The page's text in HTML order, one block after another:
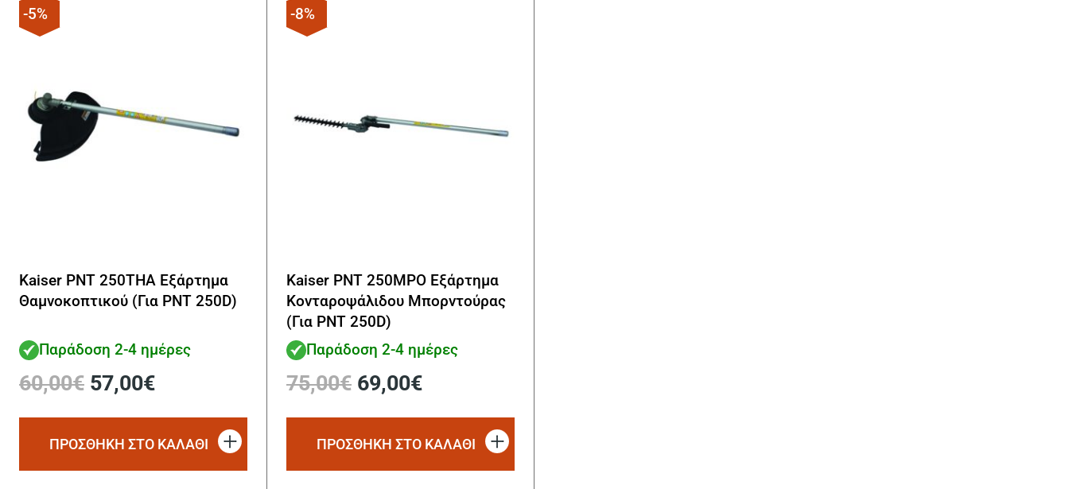
-5%
Kaiser PNT 250THA Εξάρτημα
Θαμνοκοπτικού (Για PNT 250D)
Παράδοση 2-4 ημέρες
60,00€ Original
price
was:
60,00€.
57,00€Η
τιμή
είναι:
57,00€.
ΠΡΟΣΘΗΚΗ ΣΤΟ ΚΑΛΑΘΙ
-8%
Kaiser PNT 250MPO Εξάρτημα
Κονταροψάλιδου Μπορντούρας
(Για PNT 250D)
Παράδοση 2-4 ημέρες
75,00€ Original
price
was:
75,00€.
69,00€Η
τιμή
είναι:
69,00€.
ΠΡΟΣΘΗΚΗ ΣΤΟ ΚΑΛΑΘΙ